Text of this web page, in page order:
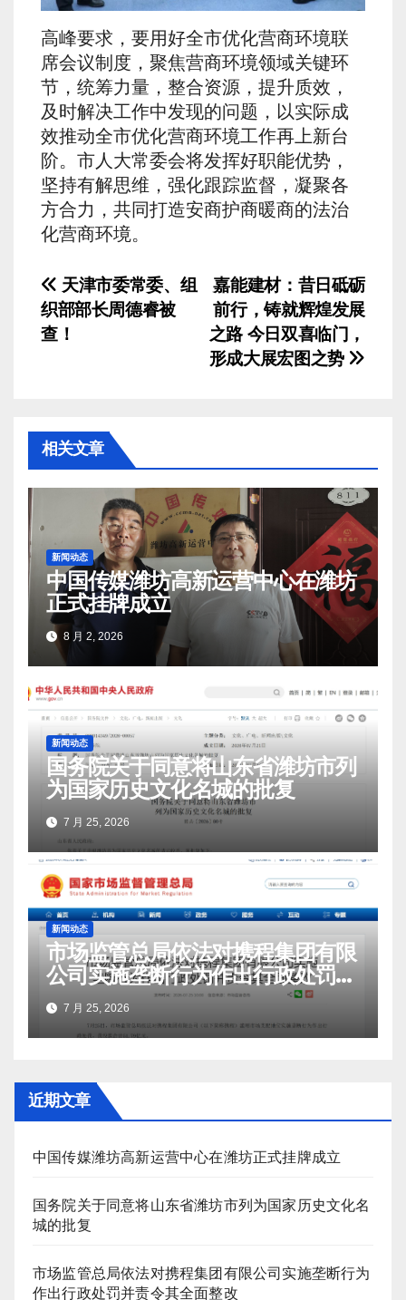
高峰要求，要用好全市优化营商环境联
席会议制度，聚焦营商环境领域关键环
节，统筹力量，整合资源，提升质效，
及时解决工作中发现的问题，以实际成
效推动全市优化营商环境工作再上新台
阶。市人大常委会将发挥好职能优势，
坚持有解思维，强化跟踪监督，凝聚各
方合力，共同打造安商护商暖商的法治
化营商环境。
文
章
嘉能建材：昔日砥砺
前行，铸就辉煌发展
之路 今日双喜临门，
形成大展宏图之势
天津市委常委、组
织部部长周德睿被
查！
相关文章
新闻动态
中国传媒潍坊高新运营中心在潍坊
正式挂牌成立
8 月 2, 2026
新闻动态
国务院关于同意将山东省潍坊市列
为国家历史文化名城的批复
7 月 25, 2026
新闻动态
市场监管总局依法对携程集团有限
公司实施垄断行为作出行政处罚并
责令其全面整改
7 月 25, 2026
近期文章
中国传媒潍坊高新运营中心在潍坊正式挂牌成立
国务院关于同意将山东省潍坊市列为国家历史文化名
城的批复
市场监管总局依法对携程集团有限公司实施垄断行为
作出行政处罚并责令其全面整改